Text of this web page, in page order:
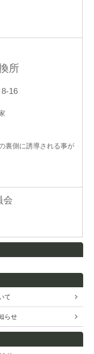
所
16
裏側に誘導される事が
て
らせ